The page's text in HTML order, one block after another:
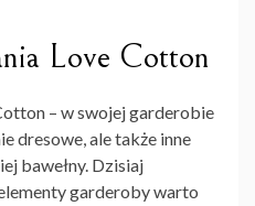
Love Cotton
– w swojej garderobie
dresowe, ale także inne
bawełny. Dzisiaj
garderoby warto